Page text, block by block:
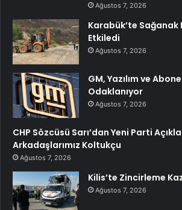
Ağustos 7, 2026
Karabük’te Sağanak
Etkiledi
Ağustos 7, 2026
GM, Yazılım ve
Odaklanıyor
Ağustos 7, 2026
CHP Sözcüsü Sarı’dan Yeni Parti
Arkadaşlarımız Koltukçu
Ağustos 7, 2026
Kilis’te Zincirleme
Ağustos 7, 2026